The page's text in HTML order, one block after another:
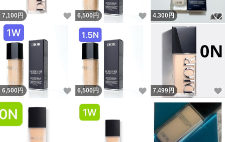
7,100 円 いいね！
6,500 円 いいね！
4,300円
6,500 円 いいね！
6,500 円 いいね！
7,499円